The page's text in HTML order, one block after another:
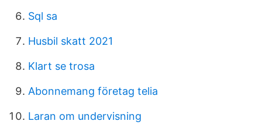
Sql sa
Husbil skatt 2021
Klart se trosa
Abonnemang företag telia
Laran om undervisning